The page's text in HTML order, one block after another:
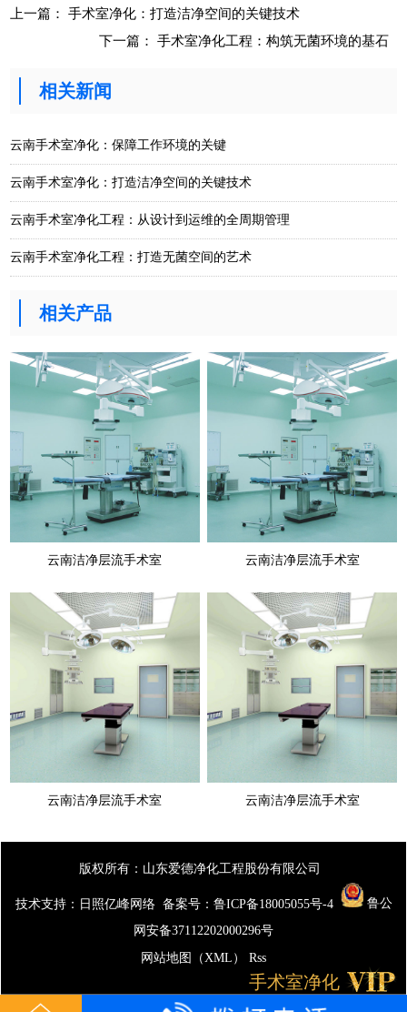
上一篇： 手术室净化：打造洁净空间的关键技术
下一篇：手术室净化工程：构筑无菌环境的基石
相关新闻
云南手术室净化：保障工作环境的关键
云南手术室净化：打造洁净空间的关键技术
云南手术室净化工程：从设计到运维的全周期管理
云南手术室净化工程：打造无菌空间的艺术
相关产品
云南洁净层流手术室 云南洁净层流手术室
云南洁净层流手术室 云南洁净层流手术室
版权所有：山东爱德净化工程股份有限公司
技术支持： 日照亿峰网络 备案号：鲁ICP备18005055号-4
鲁公
网安备37112202000296号
网站地图（XML）
Rss
手术室净化